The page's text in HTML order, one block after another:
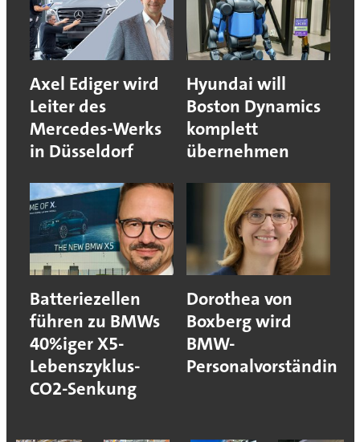
Axel Ediger wird
Leiter des
Mercedes-Werks
in Düsseldorf
Hyundai will
Boston Dynamics
komplett
übernehmen
Batteriezellen
führen zu BMWs
40%iger X5-
Lebenszyklus-
CO2-Senkung
Dorothea von
Boxberg wird
BMW-
Personalvorständin